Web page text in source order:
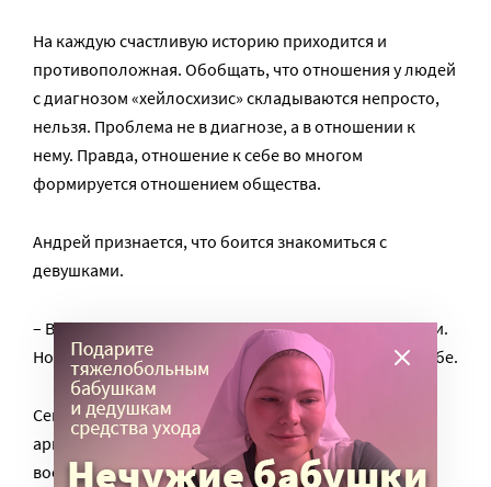
На каждую счастливую историю приходится и
противоположная. Обобщать, что отношения у людей
с диагнозом «хейлосхизис» складываются непросто,
нельзя. Проблема не в диагнозе, а в отношении к
нему. Правда, отношение к себе во многом
формируется отношением общества.
Андрей признается, что боится знакомиться с
девушками.
– В школе и вузе мне нравились некоторые девчонки.
Но я боялся к ним подойти из-за неуверенности в себе.
Сейчас Андрей служит в батальоне связи в ВВС. В
армию он попал с третьего раза. Сначала в
военкомате парню сказали, что он годен к службе